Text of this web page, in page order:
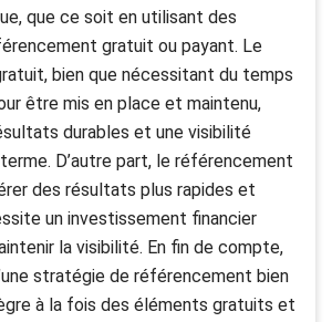
que ce soit en utilisant des
gratuit ou payant. Le
bien que nécessitant du temps
être mis en place et maintenu,
durables et une visibilité
D’autre part, le référencement
des résultats plus rapides et
un investissement financier
la visibilité. En fin de compte,
stratégie de référencement bien
à la fois des éléments gratuits et